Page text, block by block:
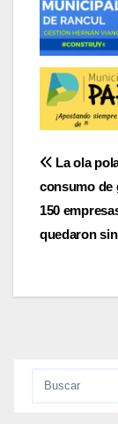
de
La ola
consumo de
150
quedaron